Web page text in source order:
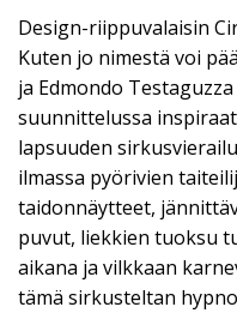
Design-riippuvalaisin
Kuten jo nimestä voi
ja Edmondo
suunnittelussa
lapsuuden
ilmassa pyörivien
taidonnäytteet,
puvut, liekkien tuoksu
aikana ja vilkkaan
tämä sirkusteltan